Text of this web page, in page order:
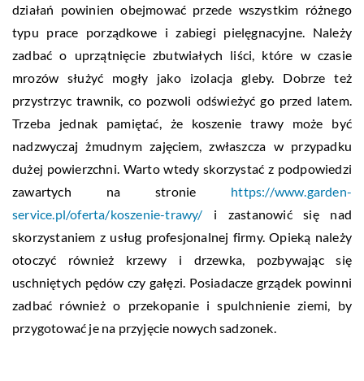
działań powinien obejmować przede wszystkim różnego
typu prace porządkowe i zabiegi pielęgnacyjne. Należy
zadbać o uprzątnięcie zbutwiałych liści, które w czasie
mrozów służyć mogły jako izolacja gleby. Dobrze też
przystrzyc trawnik, co pozwoli odświeżyć go przed latem.
Trzeba jednak pamiętać, że koszenie trawy może być
nadzwyczaj żmudnym zajęciem, zwłaszcza w przypadku
dużej powierzchni. Warto wtedy skorzystać z podpowiedzi
zawartych na stronie https://www.garden-
service.pl/oferta/koszenie-trawy/ i zastanowić się nad
skorzystaniem z usług profesjonalnej firmy. Opieką należy
otoczyć również krzewy i drzewka, pozbywając się
uschniętych pędów czy gałęzi. Posiadacze grządek powinni
zadbać również o przekopanie i spulchnienie ziemi, by
przygotować je na przyjęcie nowych sadzonek.